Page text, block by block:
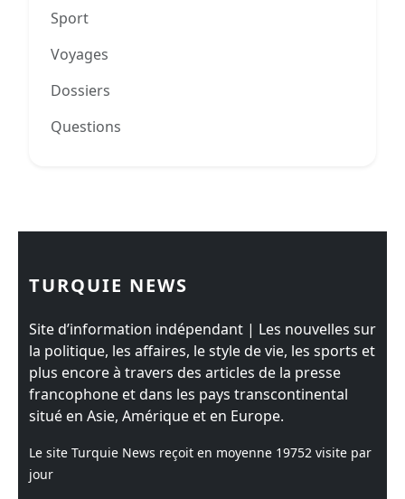
Sport
Voyages
Dossiers
Questions
TURQUIE NEWS
Site d’information indépendant | Les nouvelles sur
la politique, les affaires, le style de vie, les sports et
plus encore à travers des articles de la presse
francophone et dans les pays transcontinental
situé en Asie, Amérique et en Europe.
Le site Turquie News reçoit en moyenne 19752 visite par
jour